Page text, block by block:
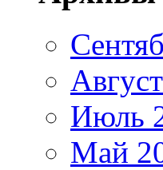
Июль
Май